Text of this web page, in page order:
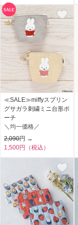
≪SALE≫miffyスプリン
グサガラ刺繍ミニ台形ポ
ーチ
＼均一価格／
2,090円 →
1,500円（税込）